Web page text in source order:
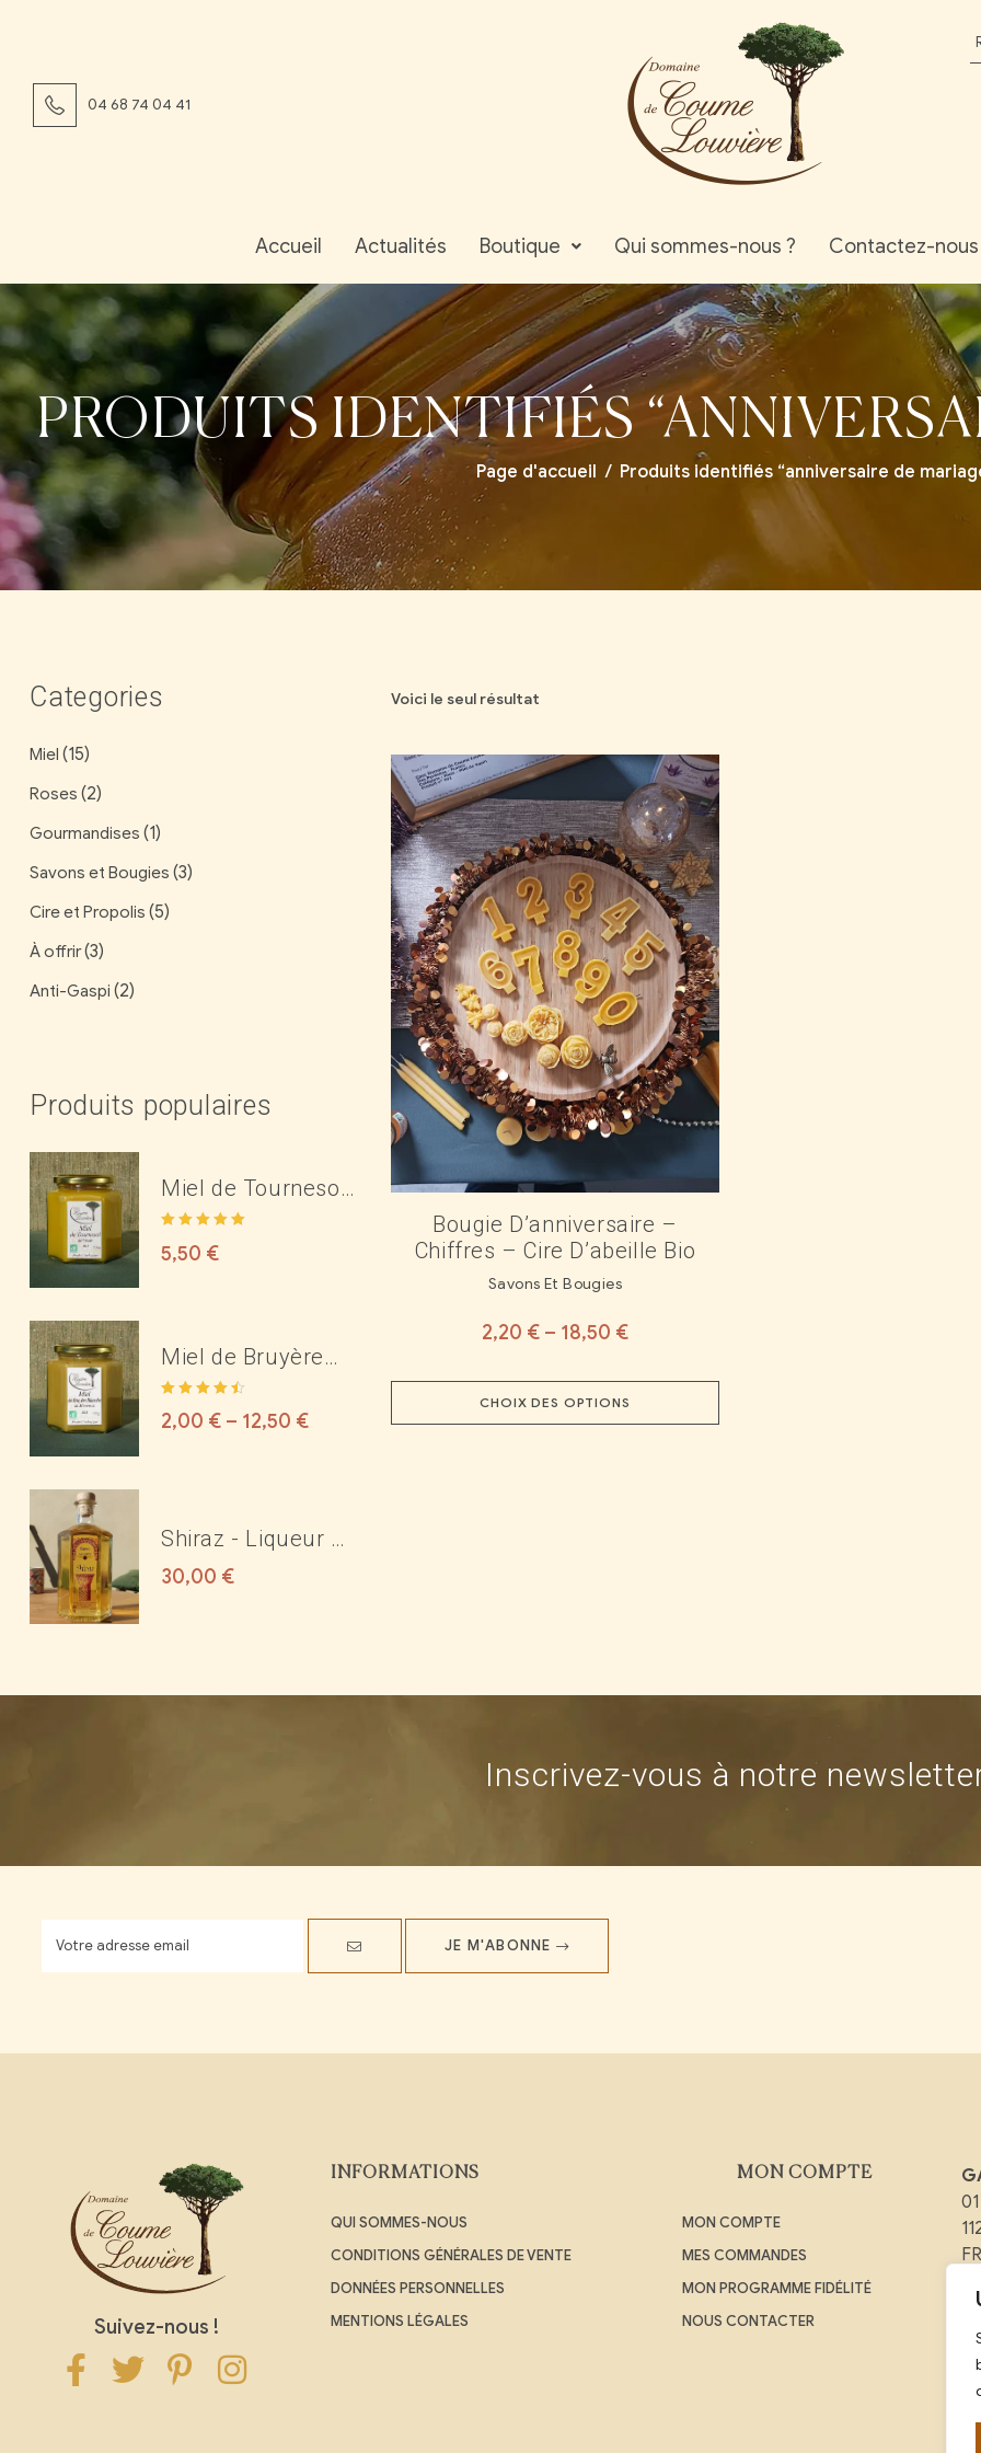
04 68 74 04 41
Accueil Actualités Boutique Qui sommes-nous ? Contactez-nous
PRODUITS IDENTIFIÉS
Page d'accueil / Produits identifiés “anniversaire de
Voici le seul résultat
Bougie D’anniversaire –
Chiffres – Cire D’abeille Bio
Savons Et Bougies
2,20 € – 18,50 €
CHOIX DES OPTIONS
Categories
Miel (15)
Roses (2)
Gourmandises (1)
Savons et Bougies (3)
Cire et Propolis (5)
À offrir(3)
Anti-Gaspi (2)
Produits populaires
Miel de Tournesol
Bio de l'Aude
5
5,50 €
Miel de Bruyère
Blanche Bio des
Corbières ou du
sur 5
2,00 € – 12,50 €
Shiraz - Liqueur de
rose 17°
30,00 €
Inscrivez-vous à notre
JE M'ABONNE
Suivez-nous !
INFORMATIONS
QUI SOMMES-NOUS
CONDITIONS GÉNÉRALES DE VENTE
DONNÉES PERSONNELLES
MENTIONS LÉGALES
MON COMPTE
MON COMPTE
MES COMMANDES
MON PROGRAMME FIDÉLITÉ
NOUS CONTACTER